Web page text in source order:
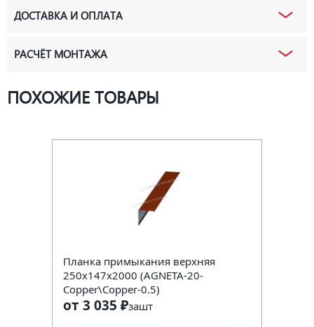
ДОСТАВКА И ОПЛАТА
РАСЧЁТ МОНТАЖА
ПОХОЖИЕ ТОВАРЫ
Планка примыкания верхняя
250х147х2000 (AGNETA-20-
Copper\Copper-0.5)
от 3 035 ₽зашт